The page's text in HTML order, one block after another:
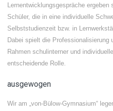
Lernentwicklungsgespräche
Schüler, die in eine individuelle
Selbststudienzeit bzw. in
Dabei spielt die Professionalisierung
Rahmen schulinterner und
entscheidende Rolle.
ausgewogen
Wir am „von-Bülow-Gymnasium“